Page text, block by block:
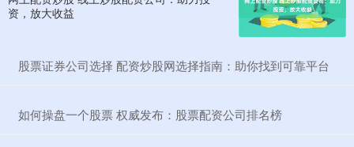
资，放大收益
​股票证券公司选择 配资炒股网选择指南：助你找到可靠平台
​如何操盘一个股票 权威发布：股票配资公司排名榜